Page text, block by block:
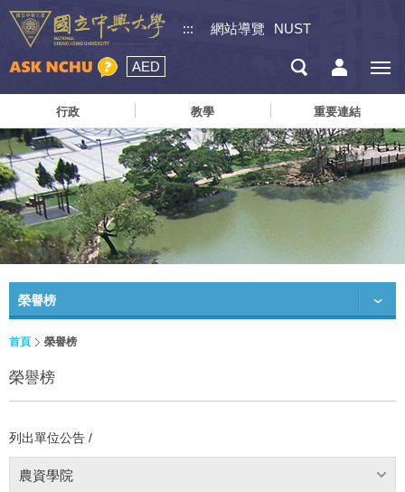
::: 網站導覽 NUST
AED
行政 教學 重要連結
榮譽榜
首頁 榮譽榜
榮譽榜
列出單位公告 /
農資學院